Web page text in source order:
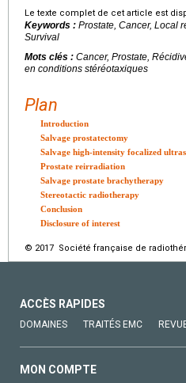
Le texte complet de cet article est
Keywords : Prostate, Cancer, Local
Survival
Mots clés : Cancer, Prostate,
en conditions stéréotaxiques
Plan
Introduction
Salvage prostatectomy
Salvage high-intensity focalized
Prostate reirradiation
Salvage prostate brachytherapy
Stereotactic radiotherapy
Conclusion
Disclosure of interest
© 2017 Société française de
ACCÈS RAPIDES
DOMAINES TRAITÉS EMC
MON COMPTE